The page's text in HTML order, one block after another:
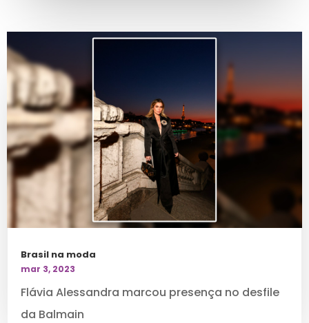
Brasil na moda
mar 3, 2023
Flávia Alessandra marcou presença no desfile
da Balmain